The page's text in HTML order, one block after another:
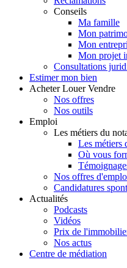
Conseils
Ma famille
Mon
Mon
Mon projet
Consultations
Estimer mon bien
Acheter Louer Vendre
Nos offres
Nos outils
Emploi
Les métiers du
Les métiers
Où vous
Nos offres
Candidatures
Actualités
Podcasts
Vidéos
Prix de
Nos actus
Centre de médiation